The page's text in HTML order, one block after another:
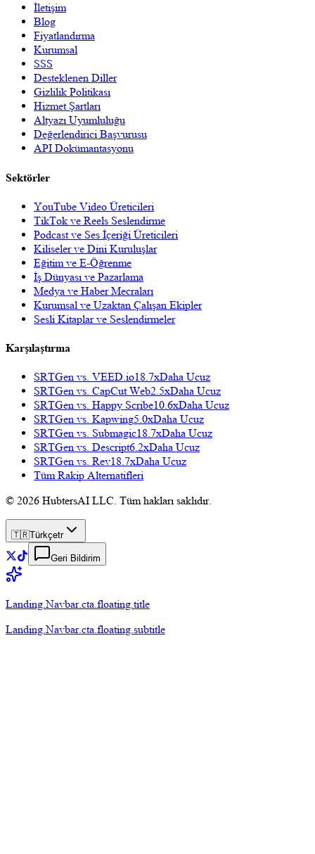
İletişim
Blog
Fiyatlandırma
Kurumsal
SSS
Desteklenen Diller
Gizlilik Politikası
Hizmet Şartları
Altyazı Uyumluluğu
Değerlendirici Başvurusu
API Dokümantasyonu
Sektörler
YouTube Video Üreticileri
TikTok ve Reels Seslendirme
Podcast ve Ses İçeriği Üreticileri
Kiliseler ve Dini Kuruluşlar
Eğitim ve E-Öğrenme
İş Dünyası ve Pazarlama
Medya ve Haber Mecraları
Kurumsal ve Uzaktan Çalışan Ekipler
Sesli Kitaplar ve Seslendirmeler
Karşılaştırma
SRTGen vs. VEED.io18.7xDaha Ucuz
SRTGen vs. CapCut Web2.5xDaha Ucuz
SRTGen vs. Happy Scribe10.6xDaha Ucuz
SRTGen vs. Kapwing5.0xDaha Ucuz
SRTGen vs. Submagic18.7xDaha Ucuz
SRTGen vs. Descript6.2xDaha Ucuz
SRTGen vs. Rev18.7xDaha Ucuz
Tüm Rakip Alternatifleri
© 2026 HubtersAI LLC. Tüm hakları saklıdır.
🇹🇷Türkçetr
Geri Bildirim
Landing.Navbar.cta.floating.title
Landing.Navbar.cta.floating.subtitle